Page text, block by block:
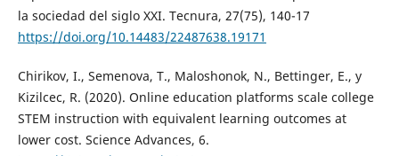
la sociedad del siglo XXI. Tecnura, 27(75), 140-17
https://doi.org/10.14483/22487638.19171
Chirikov, I., Semenova, T., Maloshonok, N., Bettinger, E., y
Kizilcec, R. (2020). Online education platforms scale college
STEM instruction with equivalent learning outcomes at
lower cost. Science Advances, 6.